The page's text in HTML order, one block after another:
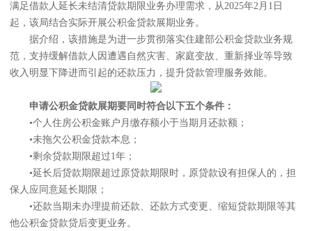
满足借款人延长未结清贷款期限业务办理需求，从2025年2月1日
起，该局结合实际开展公积金贷款展期业务。
据介绍，该措施是为进一步贯彻落实住建部公积金贷款业务规
范，支持缓解借款人因遭遇自然灾害、家庭变故、重新择业等导致
收入明显下降进而引起的还款压力，提升贷款管理服务效能。
申请公积金贷款展期要同时符合以下五个条件：
•个人住房公积金账户月缴存额小于当期月还款额；
•未拖欠公积金贷款本息；
•剩余贷款期限超过1年；
•延长后贷款期限超过原贷款期限时，原贷款设有担保人的，担
保人应同意延长期限；
•还款当期未办理提前还款、还款方式变更、缩短贷款期限等其
他公积金贷款贷后变更业务。